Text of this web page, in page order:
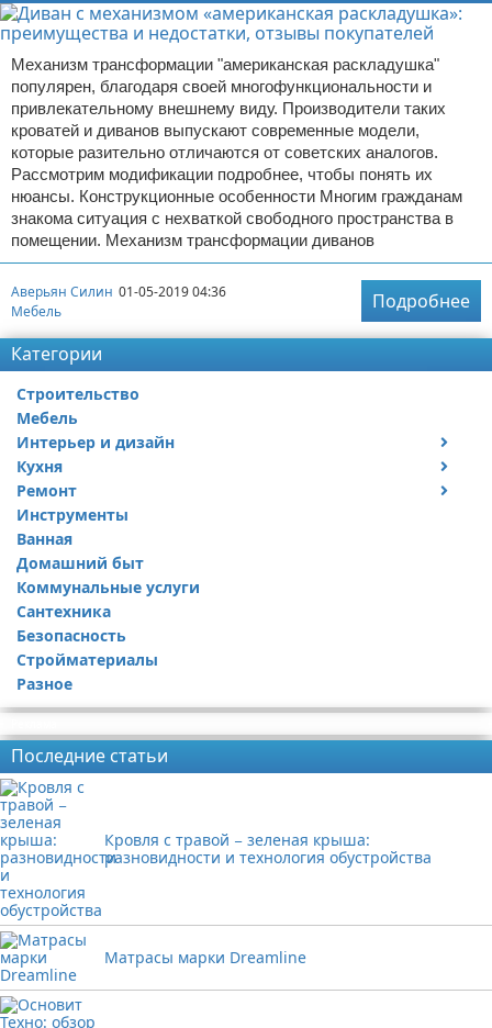
Механизм трансформации "американская раскладушка"
популярен, благодаря своей многофункциональности и
привлекательному внешнему виду. Производители таких
кроватей и диванов выпускают современные модели,
которые разительно отличаются от советских аналогов.
Рассмотрим модификации подробнее, чтобы понять их
нюансы. Конструкционные особенности Многим гражданам
знакома ситуация с нехваткой свободного пространства в
помещении. Механизм трансформации диванов
Аверьян Силин 01-05-2019 04:36
Мебель
Подробнее
Категории
Строительство
Мебель
Интерьер и дизайн
Дизайн дачи
Дизайн квартиры
Кухня
Посуда
Ремонт
Ремонт дачи
Ремонт квартиры
Инструменты
Ванная
Домашний быт
Коммунальные услуги
Сантехника
Безопасность
Стройматериалы
Разное
Последние статьи
Кровля с травой − зеленая крыша:
разновидности и технология обустройства
Матрасы марки Dreamline